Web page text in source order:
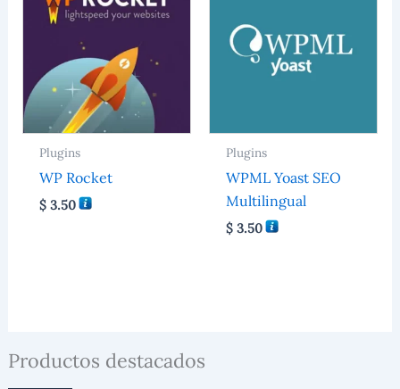
Plugins
WP Rocket
$3.50
Plugins
WPML Yoast SEO
Multilingual
$ 3.50
Productos destacados